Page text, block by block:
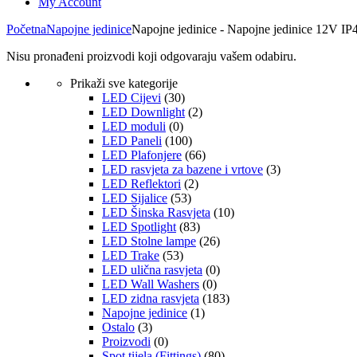
PočetnaNapojne jediniceNapojne jedinice - Napojne jedinice 12V
Nisu pronađeni proizvodi koji odgovaraju vašem odabiru.
Prikaži sve kategorije
LED Cijevi (30)
LED Downlight (2)
LED moduli (0)
LED Paneli (100)
LED Plafonjere (66)
LED rasvjeta za bazene i vrtove (3)
LED Reflektori (2)
LED Sijalice (53)
LED Šinska Rasvjeta (10)
LED Spotlight (83)
LED Stolne lampe (26)
LED Trake (53)
LED ulična rasvjeta (0)
LED Wall Washers (0)
LED zidna rasvjeta (183)
Napojne jedinice (1)
Ostalo (3)
Proizvodi (0)